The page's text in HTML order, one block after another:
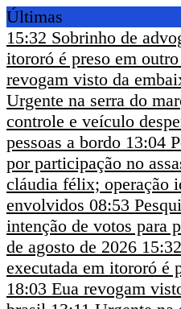
Últimas
15:32 Sobrinho de
itororó é preso em
revogam visto da
Urgente na serra do
controle e veículo
pessoas a bordo 13:04
por participação no
cláudia félix; operação
envolvidos 08:53
intenção de votos para
de agosto de 2026 15:32
executada em itororó é
18:03 Eua revogam